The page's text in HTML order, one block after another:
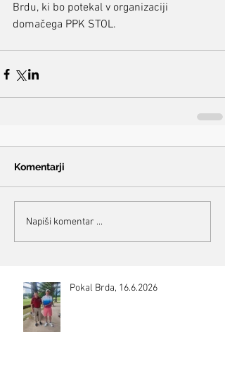
Brdu, ki bo potekal v organizaciji
domačega PPK STOL.
Komentarji
Napiši komentar ...
Pokal Brda, 16.6.2026